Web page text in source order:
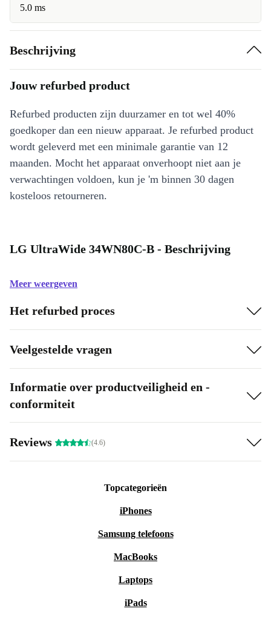
5.0 ms
Beschrijving
Jouw refurbed product
Refurbed producten zijn duurzamer en tot wel 40%
goedkoper dan een nieuw apparaat. Je refurbed product
wordt geleverd met een minimale garantie van 12
maanden. Mocht het apparaat onverhoopt niet aan je
verwachtingen voldoen, kun je 'm binnen 30 dagen
kosteloos retourneren.
LG UltraWide 34WN80C-B - Beschrijving
Meer weergeven
Het refurbed proces
Veelgestelde vragen
Informatie over productveiligheid en -
conformiteit
Reviews (4.6)
Topcategorieën
iPhones
Samsung telefoons
MacBooks
Laptops
iPads